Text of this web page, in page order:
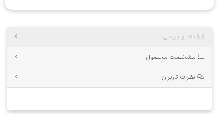
نقد و بررسی
مشخصات محصول
نظرات کاربران